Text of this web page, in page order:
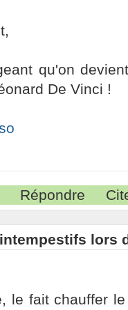
qu'on
De Vinci !
Répondre
lors
le fait chauffer